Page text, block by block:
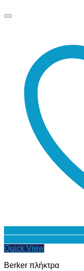
Quick View
Berker πλήκτρα